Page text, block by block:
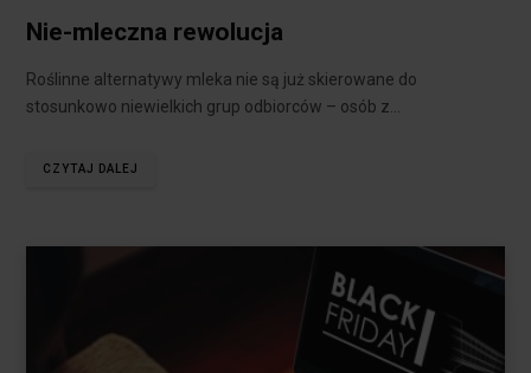
Nie-mleczna rewolucja
Roślinne alternatywy mleka nie są już skierowane do
stosunkowo niewielkich grup odbiorców – osób z…
CZYTAJ DALEJ